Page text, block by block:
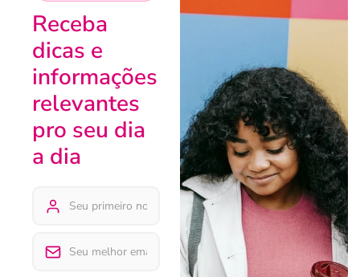
Receba
dicas e
informações
relevantes
pro seu dia
a dia